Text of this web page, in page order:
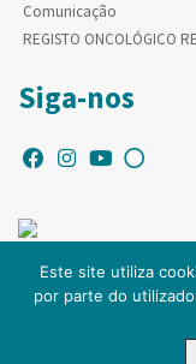
Comunicação
REGISTO ONCOLÓGICO
Siga-nos
© Copyright IPO-PORTO.
Este site utiliza
por parte do